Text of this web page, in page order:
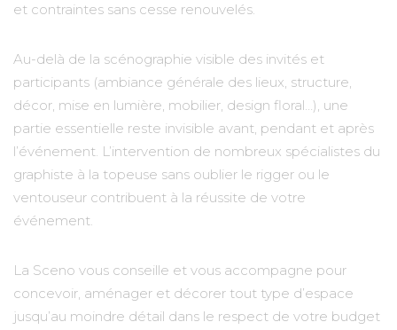
et contraintes sans cesse renouvelés.
Au-delà de la scénographie visible des invités et
participants (ambiance générale des lieux, structure,
décor, mise en lumière, mobilier, design floral…), une
partie essentielle reste invisible avant, pendant et après
l’événement. L’intervention de nombreux spécialistes du
graphiste à la topeuse sans oublier le rigger ou le
ventouseur contribuent à la réussite de votre
événement.
La Sceno vous conseille et vous accompagne pour
concevoir, aménager et décorer tout type d’espace
jusqu’au moindre détail dans le respect de votre budget